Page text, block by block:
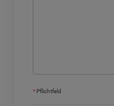
* Pflichtfeld